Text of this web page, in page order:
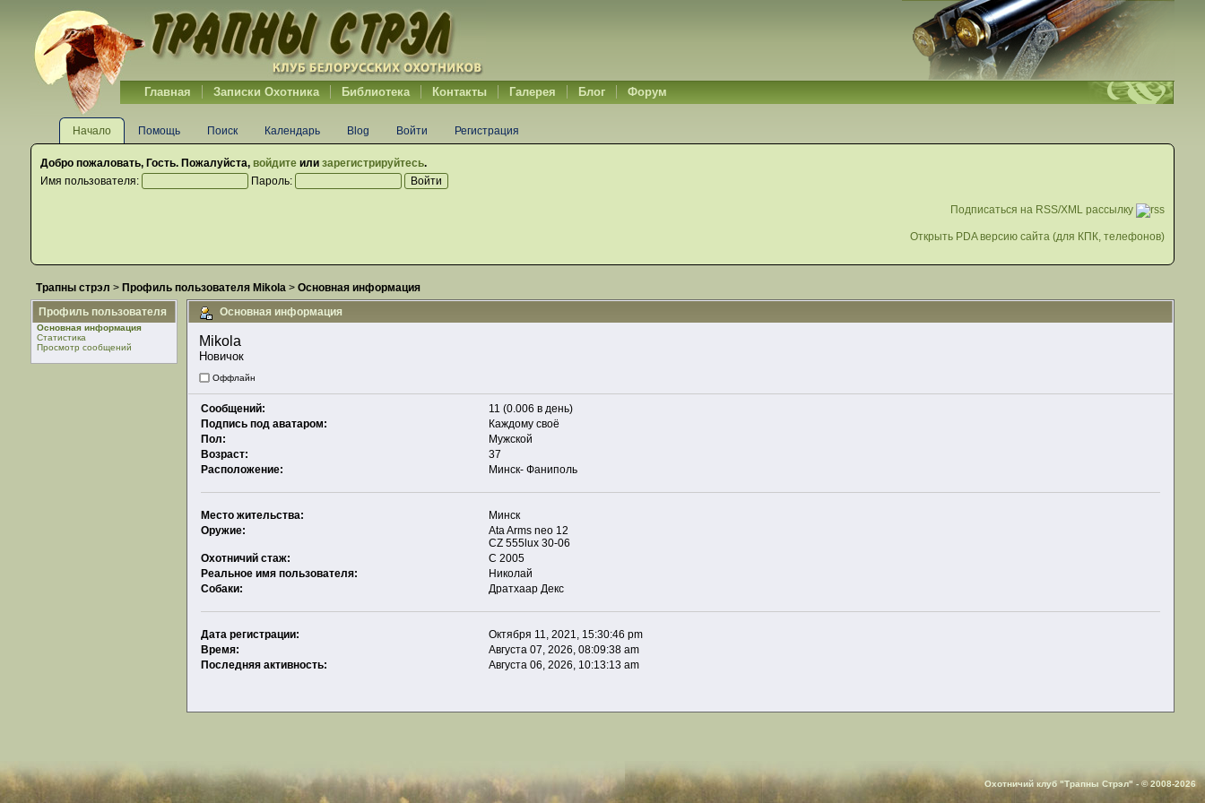
Главная Записки Охотника Библиотека Контакты Галерея Блог Форум
Начало Помощь Поиск Календарь Blog Войти Регистрация
Добро пожаловать, Гость. Пожалуйста, войдитеили зарегистрируйтесь.
Имя пользователя:
Пароль:
Подписаться на RSS/XML рассылку
Открыть PDA версию сайта (для КПК, телефонов)
Трапны стрэл > Профиль пользователя Mikola> Основная информация
Профиль пользователя
Основная информация
Статистика
Просмотр сообщений
Основная информация
Mikola
Новичок
Оффлайн
Сообщений:
11 (0.006 в день)
Подпись под аватаром:
Каждому своё
Пол:
Мужской
Возраст:
37
Расположение:
Минск- Фаниполь
Место жительства:
Минск
Оружие:
Ata Arms neo 12
CZ 555lux 30-06
Охотничий стаж:
С 2005
Реальное имя пользователя:
Николай
Собаки:
Дратхаар Декс
Дата регистрации:
Октября 11, 2021, 15:30:46 pm
Время:
Августа 07, 2026, 08:09:38 am
Последняя активность:
Августа 06, 2026, 10:13:13 am
Охотничий клуб "Трапны Стрэл" - © 2008-2026